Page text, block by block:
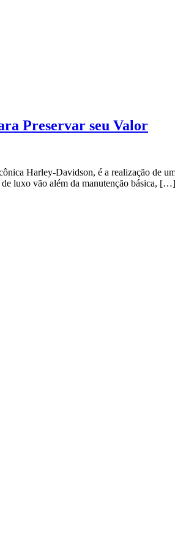
Preservar seu Valor
Harley-Davidson, é a realização de
luxo vão além da manutenção básica, […]